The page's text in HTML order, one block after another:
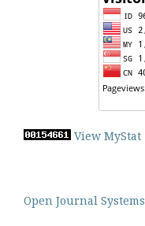
View MyStat
Open Journal Systems